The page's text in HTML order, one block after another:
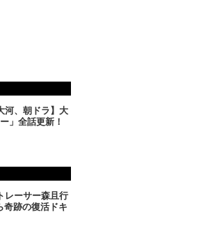
河、朝ドラ】大
」全話更新！
レーサー森且行
跡の復活ドキ